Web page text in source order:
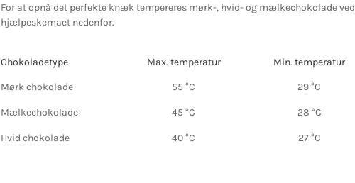
For at opnå det perfekte knæk tempereres mørk-, hvid- og mælkechokolade
hjælpeskemaet nedenfor.
Chokoladetype
Mørk chokolade
Mælkechokolade
Hvid chokolade
Max. temperatur
55 °C
45 °C
40 °C
Min. temperatur
29 °C
28 °C
27 °C